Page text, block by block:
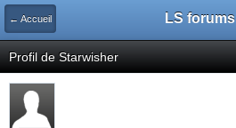
← Accueil LS forums
Profil de Starwisher